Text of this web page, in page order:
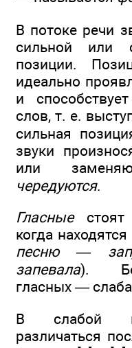
В потоке речи
сильной или
позиции.
идеально
и
слов, т. е.
сильная
звуки
или
чередуются.
Гласныестоят
когда
песню — зап
запевала).
гласных —
В слабой
различаться